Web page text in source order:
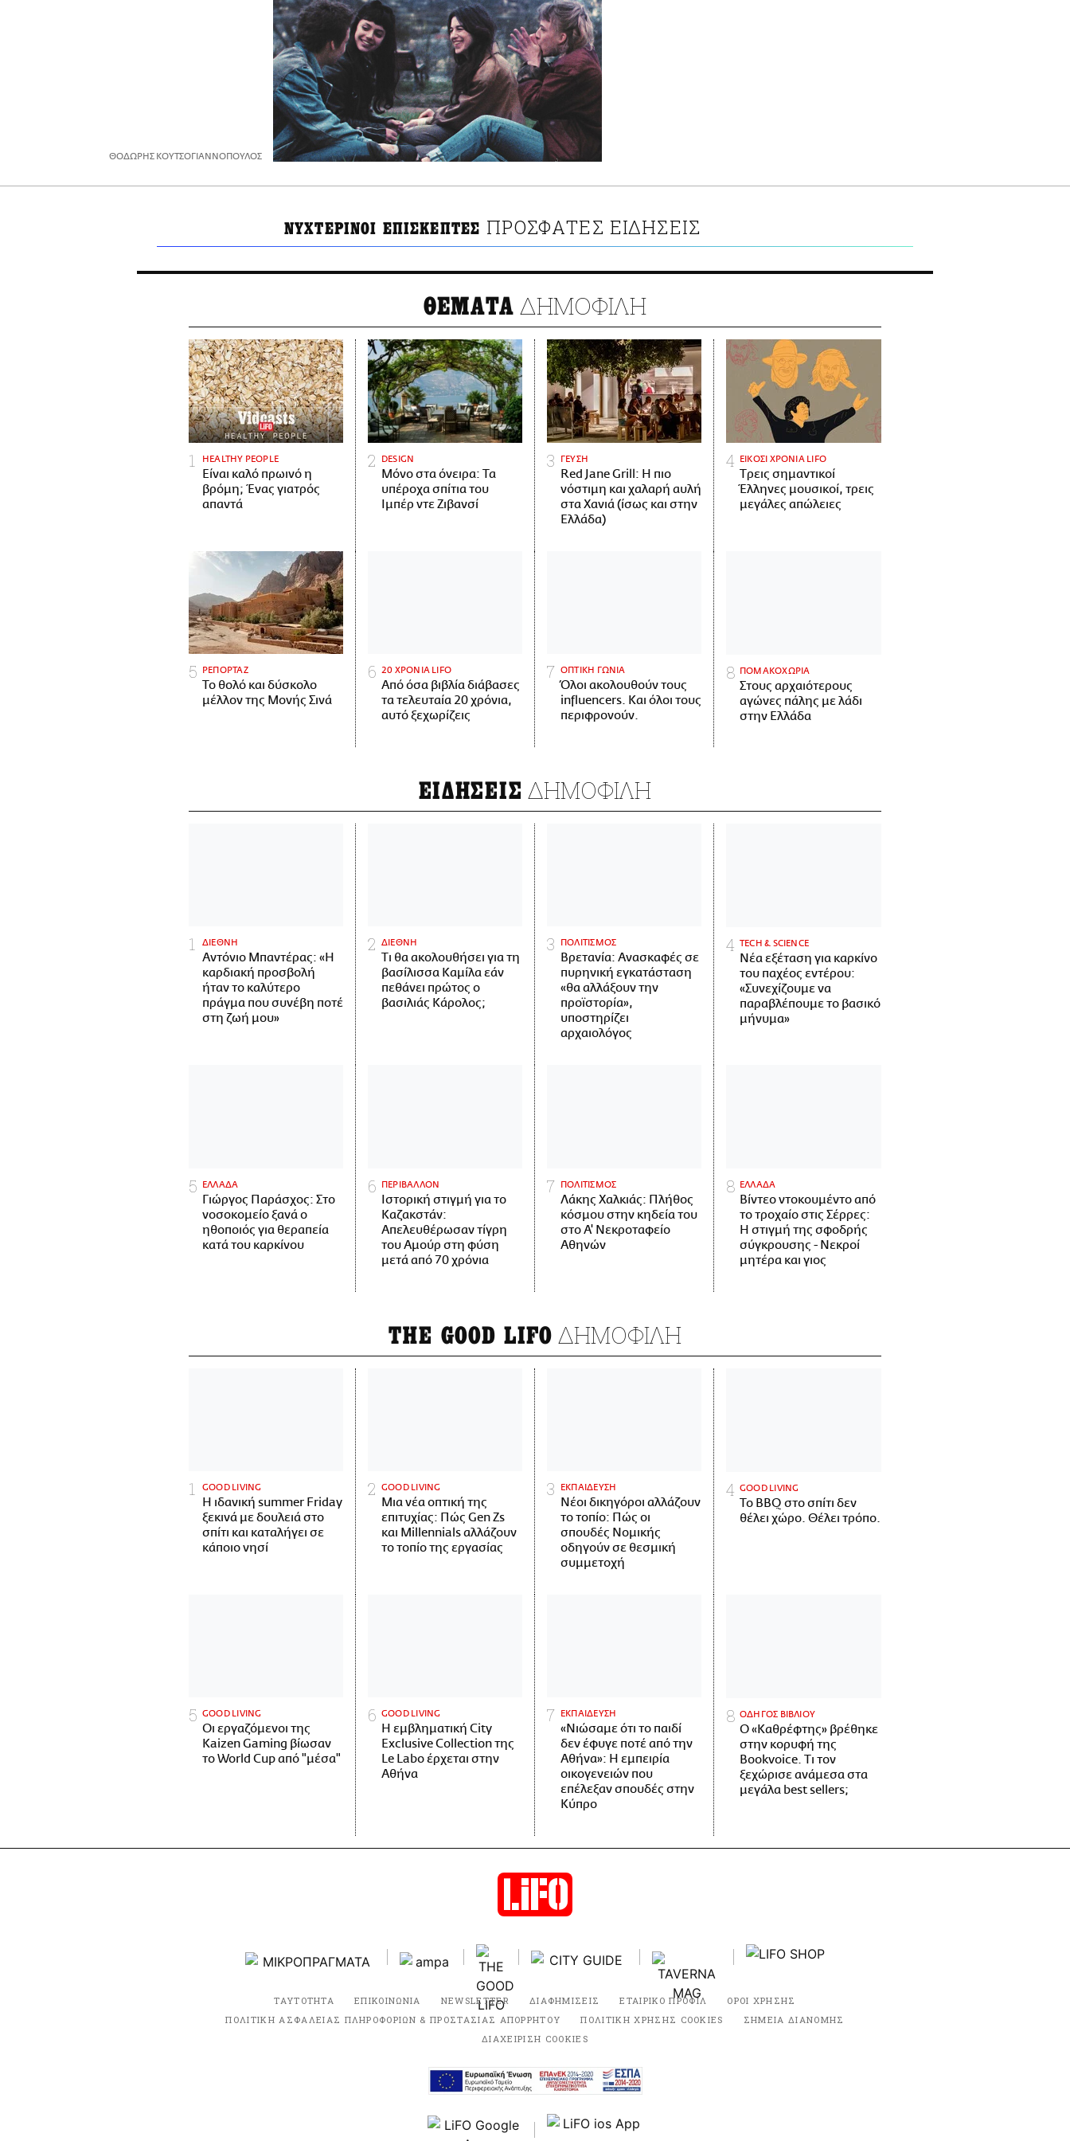
ΘΟΔΩΡΗΣ ΚΟΥΤΣΟΓΙΑΝΝΟΠΟΥΛΟΣ
ΝΥΧΤΕΡΙΝΟΙ ΕΠΙΣΚΕΠΤΕΣ ΠΡΟΣΦΑΤΕΣ ΕΙΔΗΣΕΙΣ
ΘΕΜΑΤΑ ΔΗΜΟΦΙΛΗ
HEALTHY PEOPLE
Είναι καλό πρωινό η
βρόμη; Ένας γιατρός
απαντά
DESIGN
Μόνο στα όνειρα: Τα
υπέροχα σπίτια του
Ιμπέρ ντε Ζιβανσί
ΓΕΥΣΗ
Red Jane Grill: Η πιο
νόστιμη και χαλαρή αυλή
στα Χανιά (ίσως και στην
Ελλάδα)
ΕΙΚΟΣΙ ΧΡΟΝΙΑ LIFO
Tρεις σημαντικοί
Έλληνες μουσικοί, τρεις
μεγάλες απώλειες
ΡΕΠΟΡΤΑΖ
Το θολό και δύσκολο
μέλλον της Μονής Σινά
20 ΧΡΟΝΙΑ LIFO
Από όσα βιβλία διάβασες
τα τελευταία 20 χρόνια,
αυτό ξεχωρίζεις
ΟΠΤΙΚΗ ΓΩΝΙΑ
Όλοι ακολουθούν τους
influencers. Και όλοι τους
περιφρονούν.
ΠΟΜΑΚΟΧΩΡΙΑ
Στους αρχαιότερους
αγώνες πάλης με λάδι
στην Ελλάδα
ΕΙΔΗΣΕΙΣ ΔΗΜΟΦΙΛΗ
ΔΙΕΘΝΗ
Αντόνιο Μπαντέρας: «Η
καρδιακή προσβολή
ήταν το καλύτερο
πράγμα που συνέβη ποτέ
στη ζωή μου»
ΔΙΕΘΝΗ
Τι θα ακολουθήσει για τη
βασίλισσα Καμίλα εάν
πεθάνει πρώτος ο
βασιλιάς Κάρολος;
ΠΟΛΙΤΙΣΜΟΣ
Βρετανία: Ανασκαφές σε
πυρηνική εγκατάσταση
«θα αλλάξουν την
προϊστορία»,
υποστηρίζει
αρχαιολόγος
ΤECH & SCIENCE
Νέα εξέταση για καρκίνο
του παχέος εντέρου:
«Συνεχίζουμε να
παραβλέπουμε το βασικό
μήνυμα»
ΕΛΛΑΔΑ
Γιώργος Παράσχος: Στο
νοσοκομείο ξανά ο
ηθοποιός για θεραπεία
κατά του καρκίνου
ΠΕΡΙΒΑΛΛΟΝ
Ιστορική στιγμή για το
Καζακστάν:
Απελευθέρωσαν τίγρη
του Αμούρ στη φύση
μετά από 70 χρόνια
ΠΟΛΙΤΙΣΜΟΣ
Λάκης Χαλκιάς: Πλήθος
κόσμου στην κηδεία του
στο Α' Νεκροταφείο
Αθηνών
ΕΛΛΑΔΑ
Βίντεο ντοκουμέντο από
το τροχαίο στις Σέρρες:
Η στιγμή της σφοδρής
σύγκρουσης - Νεκροί
μητέρα και γιος
THE GOOD LIFO ΔΗΜΟΦΙΛΗ
GOOD LIVING
Η ιδανική summer Friday
ξεκινά με δουλειά στο
σπίτι και καταλήγει σε
κάποιο νησί
GOOD LIVING
Μια νέα οπτική της
επιτυχίας: Πώς Gen Zs
και Millennials αλλάζουν
το τοπίο της εργασίας
ΕΚΠΑΙΔΕΥΣΗ
Νέοι δικηγόροι αλλάζουν
το τοπίο: Πώς οι
σπουδές Νομικής
οδηγούν σε θεσμική
συμμετοχή
GOOD LIVING
Το BBQ στο σπίτι δεν
θέλει χώρο. Θέλει τρόπο.
GOOD LIVING
Οι εργαζόμενοι της
Kaizen Gaming βίωσαν
το World Cup από "μέσα"
GOOD LIVING
Η εμβληματική City
Exclusive Collection της
Le Labo έρχεται στην
Αθήνα
ΕΚΠΑΙΔΕΥΣΗ
«Νιώσαμε ότι το παιδί
δεν έφυγε ποτέ από την
Αθήνα»: Η εμπειρία
οικογενειών που
επέλεξαν σπουδές στην
Κύπρο
ΟΔΗΓΟΣ ΒΙΒΛΙΟΥ
Ο «Καθρέφτης» βρέθηκε
στην κορυφή της
Bookvoice. Τι τον
ξεχώρισε ανάμεσα στα
μεγάλα best sellers;
ΤΑΥΤΟΤΗΤΑ ΕΠΙΚΟΙΝΩΝΙΑ NEWSLETTER ΔΙΑΦΗΜΙΣΕΙΣ ΕΤΑΙΡΙΚΟ ΠΡΟΦΙΛ
ΟΡΟΙ ΧΡΗΣΗΣ
ΠΟΛΙΤΙΚΗ ΑΣΦΑΛΕΙΑΣ ΠΛΗΡΟΦΟΡΙΩΝ & ΠΡΟΣΤΑΣΙΑΣ ΑΠΟΡΡΗΤΟΥ
ΠΟΛΙΤΙΚΗ ΧΡΗΣΗΣ COOKIES
ΣΗΜΕΙΑ ΔΙΑΝΟΜΗΣ
ΔΙΑΧΕΙΡΙΣΗ COOKIES